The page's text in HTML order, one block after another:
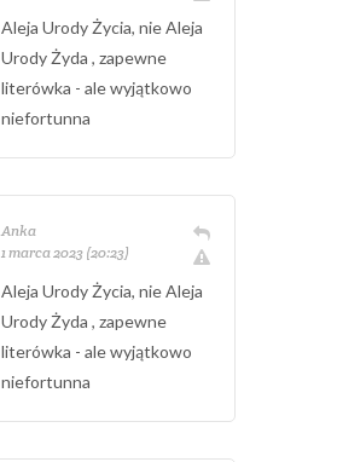
Aleja Urody Życia, nie Aleja
Urody Żyda , zapewne
literówka - ale wyjątkowo
niefortunna
Anka
1 marca 2023 (20:23)
Aleja Urody Życia, nie Aleja
Urody Żyda , zapewne
literówka - ale wyjątkowo
niefortunna